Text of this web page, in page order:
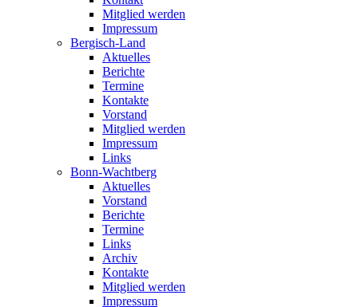
Mitglied werden
Impressum
Bergisch-Land
Aktuelles
Berichte
Termine
Kontakte
Vorstand
Mitglied werden
Impressum
Links
Bonn-Wachtberg
Aktuelles
Vorstand
Berichte
Termine
Links
Archiv
Kontakte
Mitglied werden
Impressum